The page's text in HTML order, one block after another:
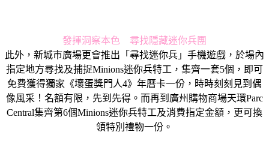
發揮洞察本色 尋找隱藏迷你兵團
此外，新城市廣場更會推出「尋找迷你兵」手機遊戲，於場內
指定地方尋找及捕捉Minions迷你兵特工，集齊一套5個，即可
免費獲得獨家《壞蛋獎門人4》年曆卡一份，時時刻刻見到偶
像風采！名額有限，先到先得。而再到廣州購物商場天環Parc
Central集齊第6個Minions迷你兵特工及消費指定金額，更可換
領特別禮物一份。